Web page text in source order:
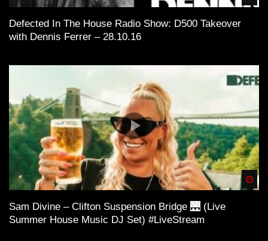
Defected In The House Radio Show: D500 Takeover
with Dennis Ferrer – 28.10.16
Sam Divine – Clifton Suspension Bridge 🌉 (Live
Summer House Music DJ Set) #LiveStream